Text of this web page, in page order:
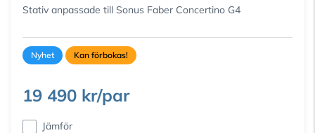
Stativ anpassade till Sonus Faber Concertino G4
Nyhet Kan förbokas!
19 490 kr/par
Jämför